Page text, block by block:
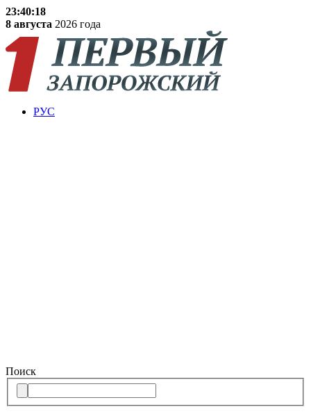
23:40:19
8 августа 2026 года
РУС
Поиск